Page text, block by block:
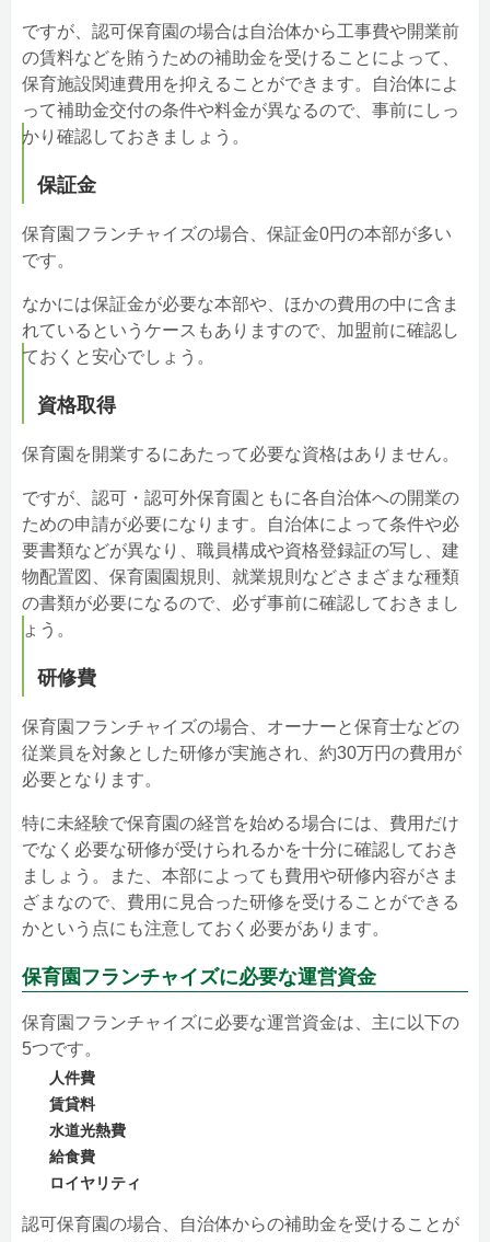
ですが、認可保育園の場合は自治体から工事費や開業前
の賃料などを賄うための補助金を受けることによって、
保育施設関連費用を抑えることができます。自治体によ
って補助金交付の条件や料金が異なるので、事前にしっ
かり確認しておきましょう。
保証金
保育園フランチャイズの場合、保証金0円の本部が多い
です。
なかには保証金が必要な本部や、ほかの費用の中に含ま
れているというケースもありますので、加盟前に確認し
ておくと安心でしょう。
資格取得
保育園を開業するにあたって必要な資格はありません。
ですが、認可・認可外保育園ともに各自治体への開業の
ための申請が必要になります。自治体によって条件や必
要書類などが異なり、職員構成や資格登録証の写し、建
物配置図、保育園園規則、就業規則などさまざまな種類
の書類が必要になるので、必ず事前に確認しておきまし
ょう。
研修費
保育園フランチャイズの場合、オーナーと保育士などの
従業員を対象とした研修が実施され、約30万円の費用が
必要となります。
特に未経験で保育園の経営を始める場合には、費用だけ
でなく必要な研修が受けられるかを十分に確認しておき
ましょう。また、本部によっても費用や研修内容がさま
ざまなので、費用に見合った研修を受けることができる
かという点にも注意しておく必要があります。
保育園フランチャイズに必要な運営資金
保育園フランチャイズに必要な運営資金は、主に以下の
5つです。
人件費
賃貸料
水道光熱費
給食費
ロイヤリティ
認可保育園の場合、自治体からの補助金を受けることが